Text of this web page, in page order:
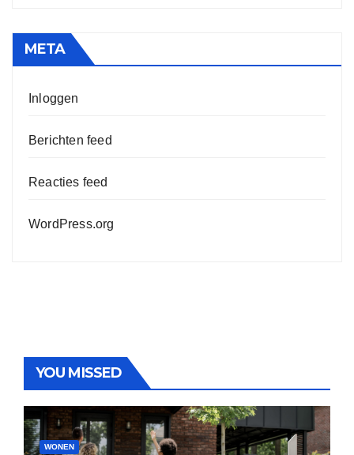
META
Inloggen
Berichten feed
Reacties feed
WordPress.org
YOU MISSED
WONEN